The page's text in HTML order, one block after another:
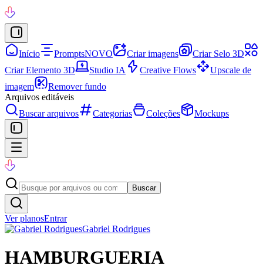
Início PromptsNOVO Criar imagens
Criar Selo 3D
Criar Elemento 3D
Studio IA Creative Flows
Upscale de
imagem
Remover fundo
Arquivos editáveis
Buscar arquivos
Categorias Coleções Mockups
Buscar
Ver planosEntrar
Gabriel Rodrigues
HAMBURGUERIA